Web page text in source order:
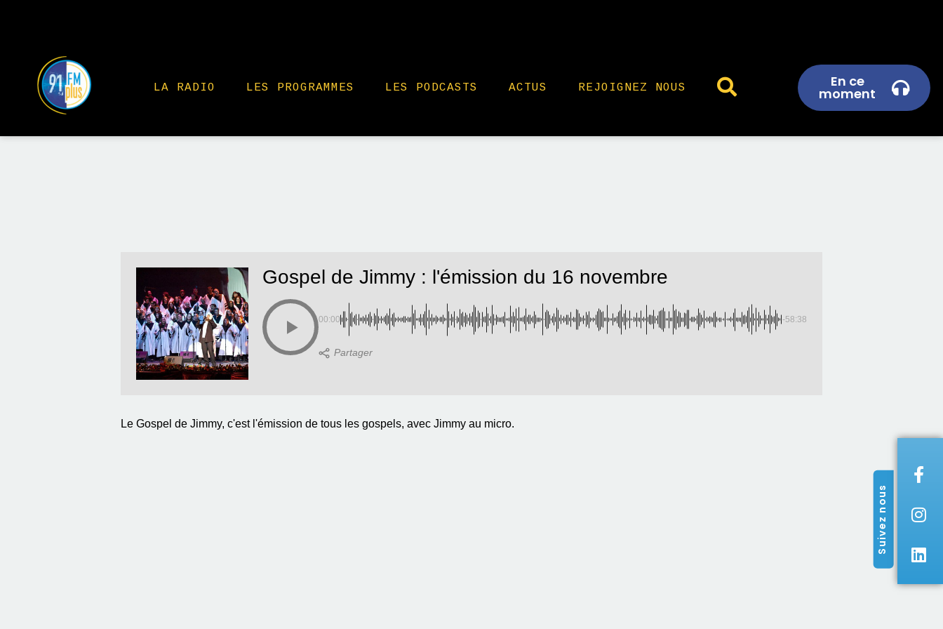
LA RADIO LES PROGRAMMES LES PODCASTS ACTUS REJOIGNEZ NOUS En ce
moment
Suivez nous
Gospel de Jimmy : l'émission du 16 novembre
00:00 -58:38
Le Gospel de Jimmy, c'est l'émission de tous les gospels, avec Jimmy au micro.